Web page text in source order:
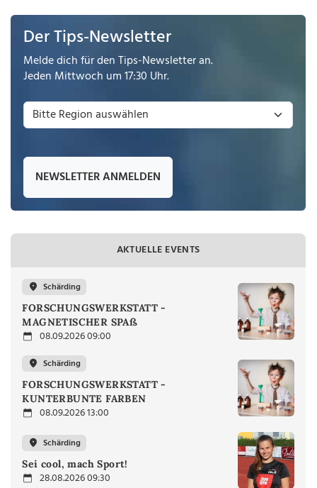
Der Tips-Newsletter
Melde dich für den Tips-Newsletter an.
Jeden Mittwoch um 17:30 Uhr.
NEWSLETTER ANMELDEN
AKTUELLE EVENTS
Schärding
FORSCHUNGSWERKSTATT -
MAGNETISCHER SPAß
08.09.2026 09:00
Schärding
FORSCHUNGSWERKSTATT -
KUNTERBUNTE FARBEN
08.09.2026 13:00
Schärding
Sei cool, mach Sport!
28.08.2026 09:30